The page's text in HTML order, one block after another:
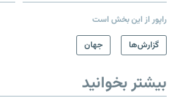
راپور از این بخش است
گزارش‌ها
جهان
بیشتر بخوانید